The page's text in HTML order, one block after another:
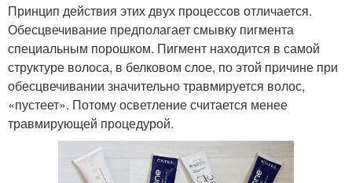
Принцип действия этих двух процессов отличается.
Обесцвечивание предполагает смывку пигмента
специальным порошком. Пигмент находится в самой
структуре волоса, в белковом слое, по этой причине при
обесцвечивании значительно травмируется волос,
«пустеет». Потому осветление считается менее
травмирующей процедурой.